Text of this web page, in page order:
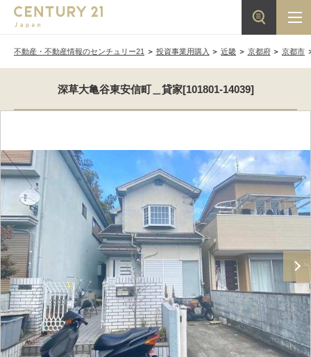
不動産・不動産情報のセンチュリー21 投資事業用購入 近畿 京都府 京都市
深草大亀谷東安信町＿貸家[101801-14039]